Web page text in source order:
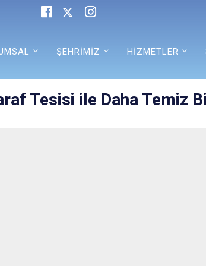
ŞEHRİMİZ HİZMETLER
Tesisi ile Daha Temiz